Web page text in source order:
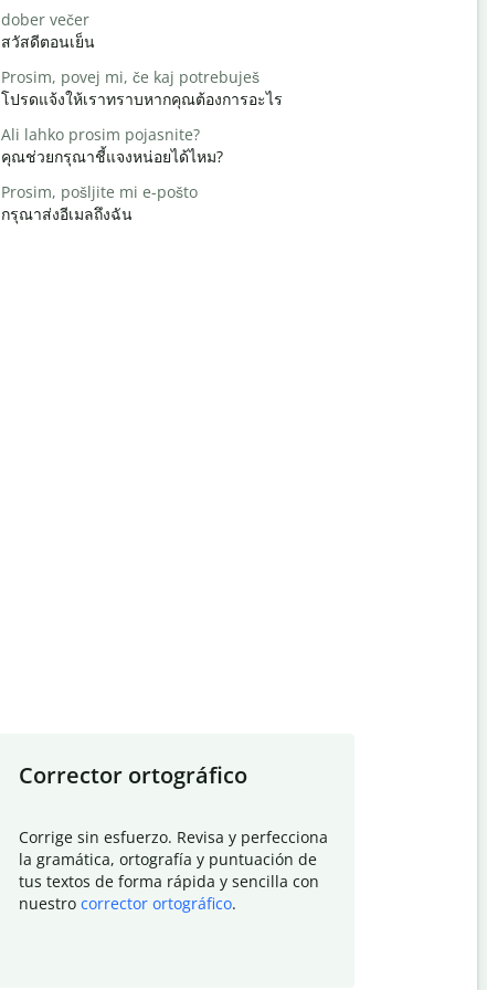
dober večer
สวัสดีตอนเย็น
Prosim, povej mi, če kaj potrebuješ
โปรดแจ้งให้เราทราบหากคุณต้องการอะไร
Ali lahko prosim pojasnite?
คุณช่วยกรุณาชี้แจงหน่อยได้ไหม?
Prosim, pošljite mi e-pošto
กรุณาส่งอีเมลถึงฉัน
Corrector ortográfico
Corrige sin esfuerzo. Revisa y perfecciona
la gramática, ortografía y puntuación de
tus textos de forma rápida y sencilla con
nuestro corrector ortográfico.